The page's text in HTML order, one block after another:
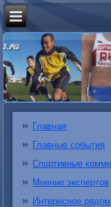
Главная
Главные события
Спортивные
Мнение экспертов
Интересное рядом